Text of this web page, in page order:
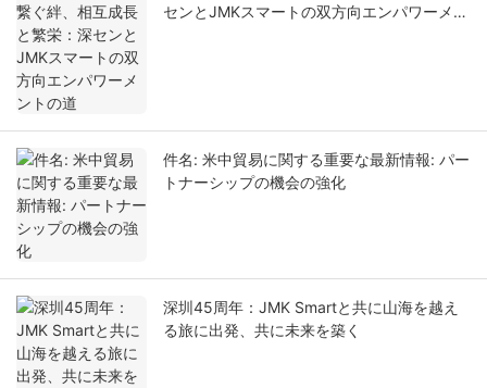
センとJMKスマートの双方向エンパワーメン
件名: 米中貿易に関する重要な最新情報: パー
トナーシップの機会の強化
深圳45周年：JMK Smartと共に山海を越え
る旅に出発、共に未来を築く